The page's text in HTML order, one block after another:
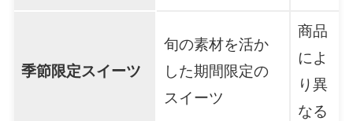
季節限定スイーツ
旬の素材を活か
した期間限定の
スイーツ
商品
によ
り異
なる